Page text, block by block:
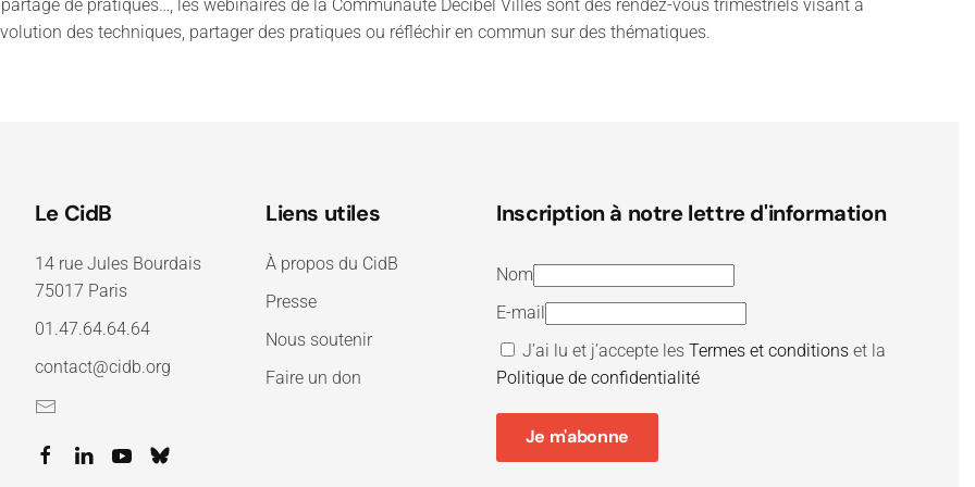
de pratiques…, les webinaires de la Communauté Décibel Villes sont des rendez-vous trimestriels visant à
des techniques, partager des pratiques ou réfléchir en commun sur des thématiques.
Le CidB
14 rue Jules Bourdais
75017 Paris
01.47.64.64.64
contact@cidb.org
Liens utiles
À propos du CidB
Presse
Nous soutenir
Faire un don
Inscription à notre lettre d'information
Nom
E-mail
J’ai lu et j’accepte lesTermes et conditions et la
Politique de confidentialité
Je m'abonne